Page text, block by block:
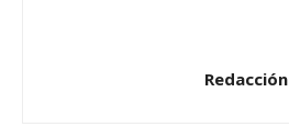
Redacción